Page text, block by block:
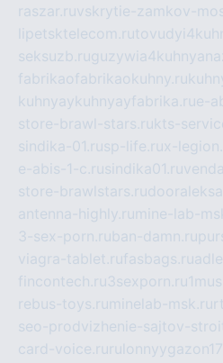
raszar.ruvskrytie-zamkov-
lipetsktelecom.ru
seksuzb.ru
fabrikaofabrikaokuhny.ru
kuhnyaykuhnyayfabrika.rue-
store-brawl-stars.rukts-
sindika-01.rusp-life.rux-
e-abis-1-c.rusindika01.ru
store-brawlstars.ru
antenna-highly.ru mine-lab-
3-sex-porn.ruban-damn.ru
viagra-tablet.rufasbags.ru
fincontech.ru3sexporn.ru
rebus-toys.ru minelab-msk.ru
seo-prodvizhenie-sajtov-
card-voice.ru